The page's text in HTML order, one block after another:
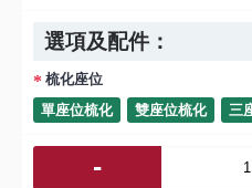
選項及配件：
梳化座位
單座位梳化
雙座位梳化 三
-